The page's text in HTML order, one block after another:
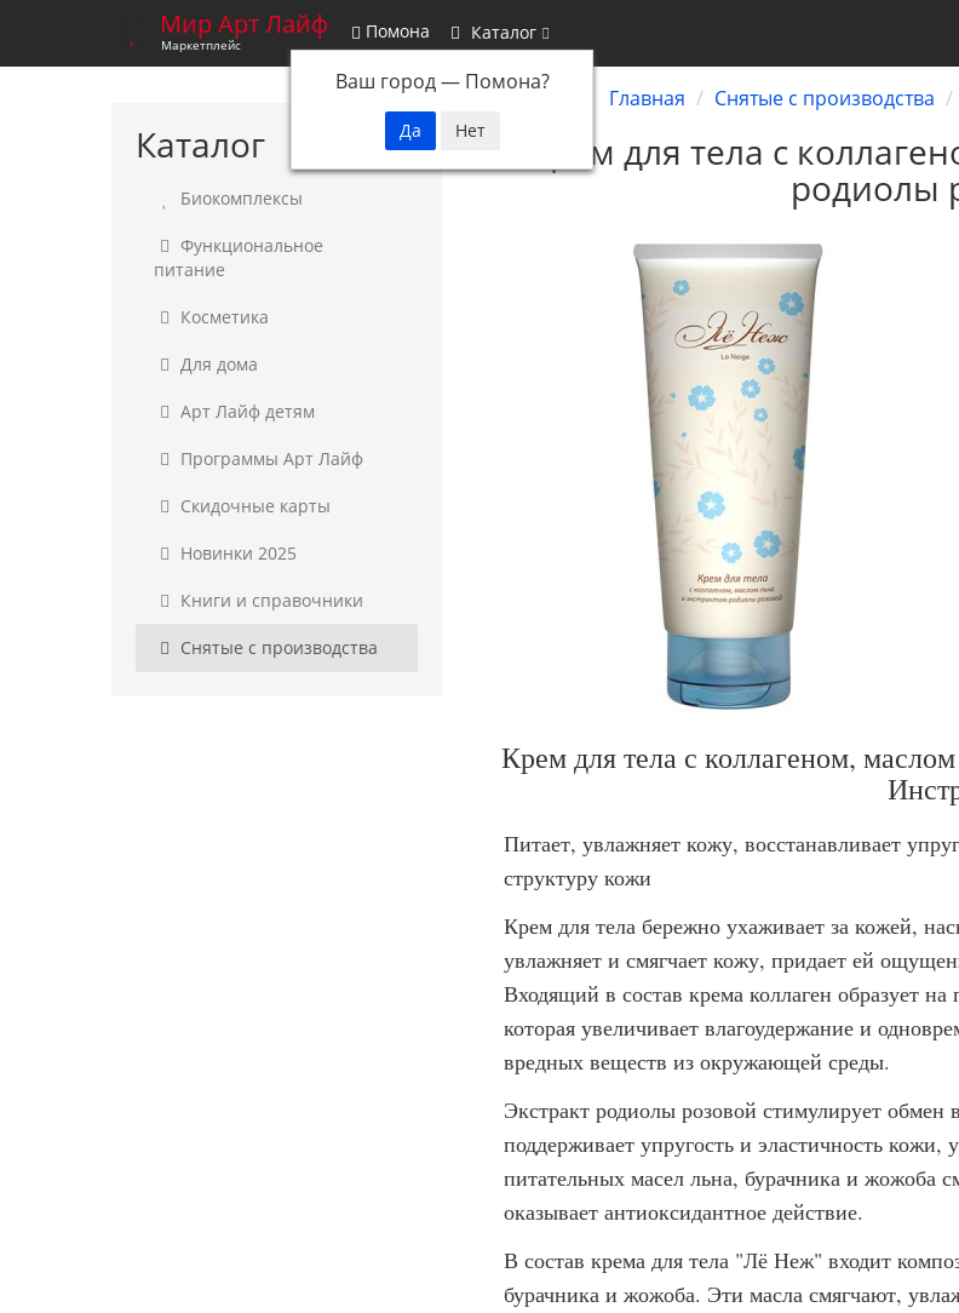
Мир Арт Лайф
Маркетплейс
Помона
Ваш город — Помона?
Каталог
Каталог
Биокомплексы
Функциональное
питание
Косметика
Для дома
Арт Лайф детям
Программы Арт Лайф
Скидочные карты
Новинки 2025
Книги и справочники
Снятые с производства
Главная Снятые с производства
Крем для тела с
родиолы
Крем для тела с коллагеном,
Питает, увлажняет кожу, восстанавливает
структуру кожи
Крем для тела бережно ухаживает за кожей,
увлажняет и смягчает кожу, придает ей
Входящий в состав крема коллаген образует
которая увеличивает влагоудержание и
вредных веществ из окружающей среды.
Экстракт родиолы розовой стимулирует обмен
поддерживает упругость и эластичность кожи,
питательных масел льна, бурачника и жожоба
оказывает антиоксидантное действие.
В состав крема для тела "Лё Неж" входит
бурачника и жожоба. Эти масла смягчают,